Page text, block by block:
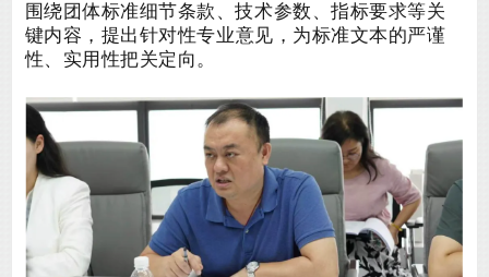
围绕团体标准细节条款、技术参数、指标要求等关
键内容，提出针对性专业意见，为标准文本的严谨
性、实用性把关定向。